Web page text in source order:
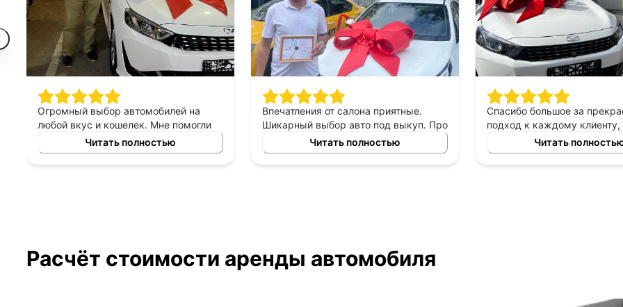
Огромный выбор автомобилей на
любой вкус и кошелек. Мне помогли
найти машину, которая идеально
подходит для моих потребностей.
Отдельное спасибо менеджеру за
Читать полностью
Впечатления от салона приятные.
Шикарный выбор авто под выкуп. Про
персонал могу сказать только
хорошее, приятны в общении,
терпеливые, помогают сделать
Читать полностью
Спасибо большое за
подход к каждому
выборе автомобиля в
выкуп, прекрасный
который был всегда с нами
Читать
Расчёт стоимости аренды автомобиля